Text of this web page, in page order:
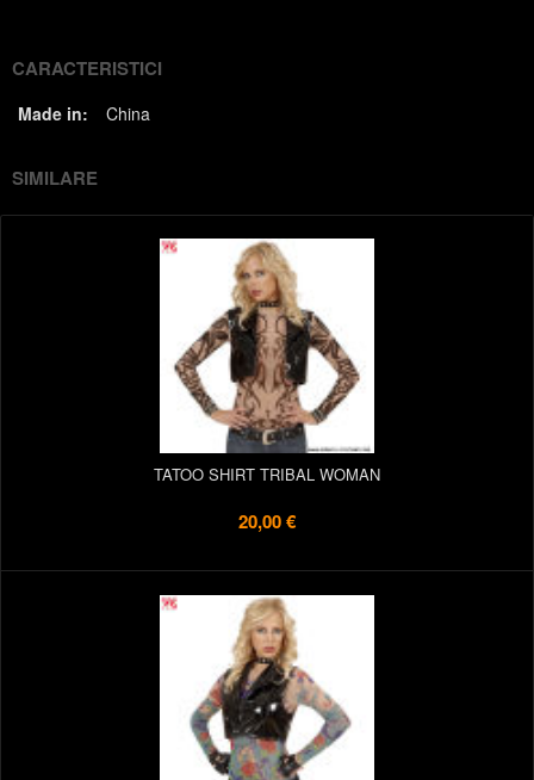
CARACTERISTICI
Made in: China
SIMILARE
TATOO SHIRT TRIBAL WOMAN
20,00 €